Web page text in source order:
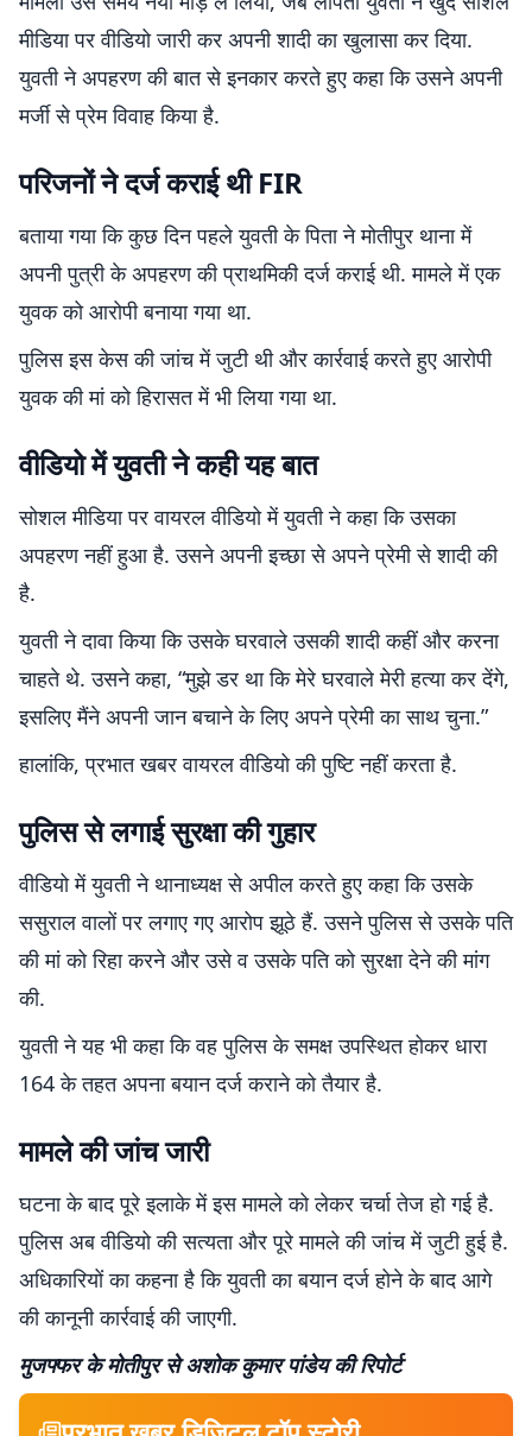
मीडिया पर वीडियो जारी कर अपनी शादी का खुलासा कर दिया.
युवती ने अपहरण की बात से इनकार करते हुए कहा कि उसने अपनी
मर्जी से प्रेम विवाह किया है.
परिजनों ने दर्ज कराई थी FIR
बताया गया कि कुछ दिन पहले युवती के पिता ने मोतीपुर थाना में
अपनी पुत्री के अपहरण की प्राथमिकी दर्ज कराई थी. मामले में एक
युवक को आरोपी बनाया गया था.
पुलिस इस केस की जांच में जुटी थी और कार्रवाई करते हुए आरोपी
युवक की मां को हिरासत में भी लिया गया था.
वीडियो में युवती ने कही यह बात
सोशल मीडिया पर वायरल वीडियो में युवती ने कहा कि उसका
अपहरण नहीं हुआ है. उसने अपनी इच्छा से अपने प्रेमी से शादी की
है.
युवती ने दावा किया कि उसके घरवाले उसकी शादी कहीं और करना
चाहते थे. उसने कहा, “मुझे डर था कि मेरे घरवाले मेरी हत्या कर देंगे,
इसलिए मैंने अपनी जान बचाने के लिए अपने प्रेमी का साथ चुना.”
हालांकि, प्रभात खबर वायरल वीडियो की पुष्टि नहीं करता है.
पुलिस से लगाई सुरक्षा की गुहार
वीडियो में युवती ने थानाध्यक्ष से अपील करते हुए कहा कि उसके
ससुराल वालों पर लगाए गए आरोप झूठे हैं. उसने पुलिस से उसके पति
की मां को रिहा करने और उसे व उसके पति को सुरक्षा देने की मांग
की.
युवती ने यह भी कहा कि वह पुलिस के समक्ष उपस्थित होकर धारा
164 के तहत अपना बयान दर्ज कराने को तैयार है.
मामले की जांच जारी
घटना के बाद पूरे इलाके में इस मामले को लेकर चर्चा तेज हो गई है.
पुलिस अब वीडियो की सत्यता और पूरे मामले की जांच में जुटी हुई है.
अधिकारियों का कहना है कि युवती का बयान दर्ज होने के बाद आगे
की कानूनी कार्रवाई की जाएगी.
मुजफ्फर के मोतीपुर से अशोक कुमार पांडेय की रिपोर्ट